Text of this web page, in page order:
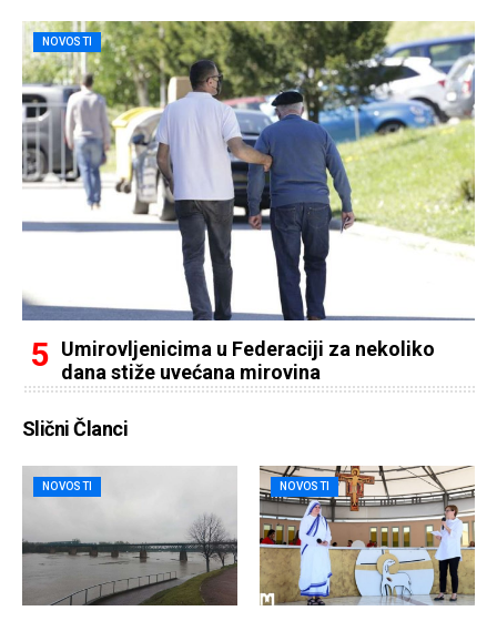
NOVOSTI
Umirovljenicima u Federaciji za nekoliko
dana stiže uvećana mirovina
Slični Članci
NOVOSTI NOVOSTI